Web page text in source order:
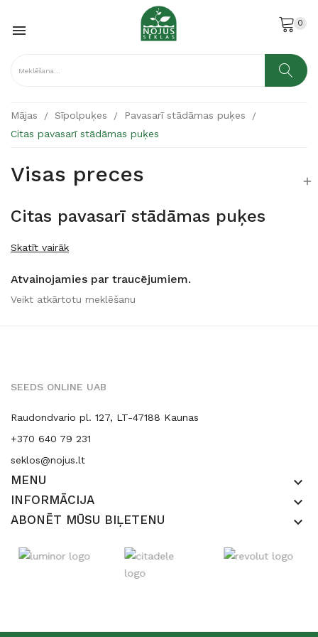
 0
Mājas Sīpolpuķes
Pavasarī stādāmas puķes
Citas pavasarī stādāmas puķes
Visas preces 
Citas pavasarī stādāmas puķes
Skatīt vairāk
Atvainojamies par traucējumiem.
Veikt atkārtotu meklēšanu
SEEDS ONLINE UAB
Raudondvario pl. 127, LT-47188 Kaunas
+370 640 79 231
seklos@nojus.lt
MENU keyboard_arrow_down
INFORMĀCIJA keyboard_arrow_down
ABONĒT MŪSU BIĻETENU keyboard_arrow_down